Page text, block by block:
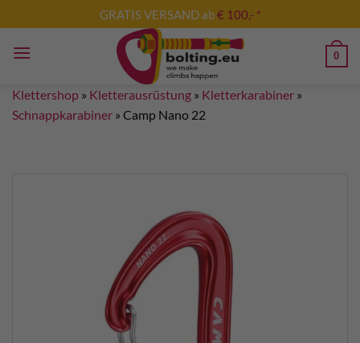
Inhalt
springen
GRATIS VERSAND ab€ 100,- *
0
Klettershop » Kletterausrüstung » Kletterkarabiner »
Schnappkarabiner » Camp Nano 22